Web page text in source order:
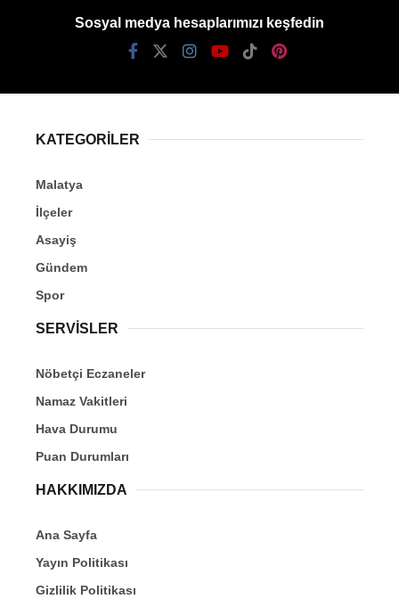
Sosyal medya hesaplarımızı keşfedin
KATEGORİLER
Malatya
İlçeler
Asayiş
Gündem
Spor
SERVİSLER
Nöbetçi Eczaneler
Namaz Vakitleri
Hava Durumu
Puan Durumları
HAKKIMIZDA
Ana Sayfa
Yayın Politikası
Gizlilik Politikası